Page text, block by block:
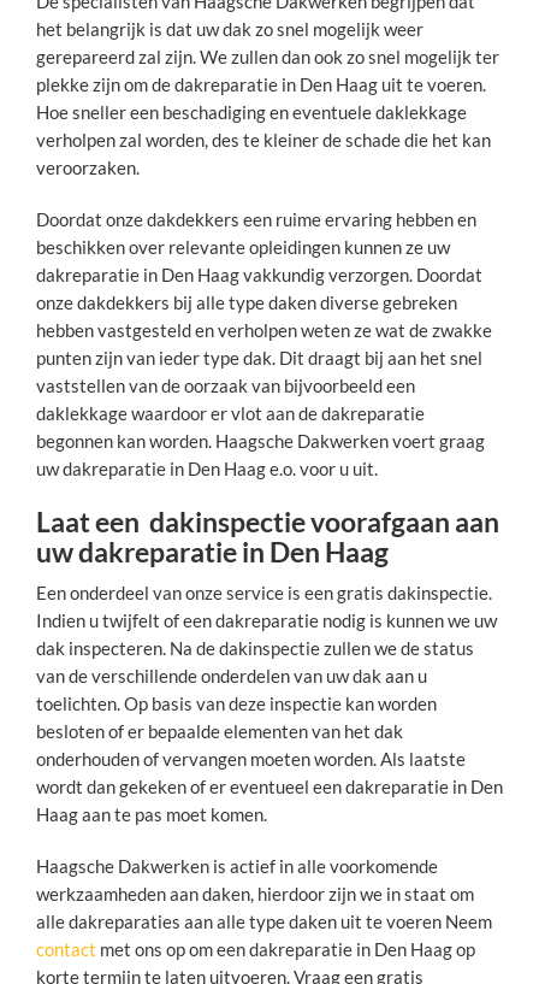
het belangrijk is dat uw dak zo snel mogelijk weer
gerepareerd zal zijn. We zullen dan ook zo snel mogelijk ter
plekke zijn om de dakreparatie in Den Haag uit te voeren.
Hoe sneller een beschadiging en eventuele daklekkage
verholpen zal worden, des te kleiner de schade die het kan
veroorzaken.
Doordat onze dakdekkers een ruime ervaring hebben en
beschikken over relevante opleidingen kunnen ze uw
dakreparatie in Den Haag vakkundig verzorgen. Doordat
onze dakdekkers bij alle type daken diverse gebreken
hebben vastgesteld en verholpen weten ze wat de zwakke
punten zijn van ieder type dak. Dit draagt bij aan het snel
vaststellen van de oorzaak van bijvoorbeeld een
daklekkage waardoor er vlot aan de dakreparatie
begonnen kan worden. Haagsche Dakwerken voert graag
uw dakreparatie in Den Haag e.o. voor u uit.
Laat een dakinspectie voorafgaan aan
uw dakreparatie in Den Haag
Een onderdeel van onze service is een gratis dakinspectie.
Indien u twijfelt of een dakreparatie nodig is kunnen we uw
dak inspecteren. Na de dakinspectie zullen we de status
van de verschillende onderdelen van uw dak aan u
toelichten. Op basis van deze inspectie kan worden
besloten of er bepaalde elementen van het dak
onderhouden of vervangen moeten worden. Als laatste
wordt dan gekeken of er eventueel een dakreparatie in Den
Haag aan te pas moet komen.
Haagsche Dakwerken is actief in alle voorkomende
werkzaamheden aan daken, hierdoor zijn we in staat om
alle dakreparaties aan alle type daken uit te voeren Neem
contact met ons op om een dakreparatie in Den Haag op
korte termijn te laten uitvoeren. Vraag een gratis